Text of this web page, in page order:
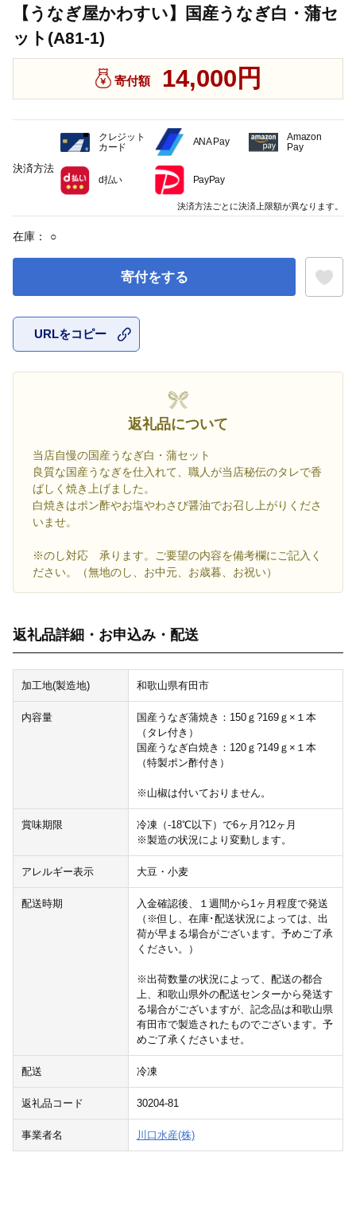
【うなぎ屋かわすい】国産うなぎ白・蒲セ
ット(A81-1)
寄付額 14,000円
在庫： ○
寄付をする
URLをコピー
返礼品について
当店自慢の国産うなぎ白・蒲セット
良質な国産うなぎを仕入れて、職人が当店秘伝のタレで香
ばしく焼き上げました。
白焼きはポン酢やお塩やわさび醤油でお召し上がりくださ
いませ。
※のし対応 承ります。ご要望の内容を備考欄にご記入く
ださい。（無地のし、お中元、お歳暮、お祝い）
返礼品詳細・お申込み・配送
加工地(製造地) 和歌山県有田市
内容量
国産うなぎ蒲焼き：150ｇ?169ｇ×１本
（タレ付き）
国産うなぎ白焼き：120ｇ?149ｇ×１本
（特製ポン酢付き）
※山椒は付いておりません。
賞味期限
冷凍（-18℃以下）で6ヶ月?12ヶ月
※製造の状況により変動します。
アレルギー表示 大豆・小麦
配送時期
入金確認後、１週間から1ヶ月程度で発送
（※但し、在庫･配送状況によっては、出
荷が早まる場合がございます。予めご了承
ください。）
※出荷数量の状況によって、配送の都合
上、和歌山県外の配送センターから発送す
る場合がございますが、記念品は和歌山県
有田市で製造されたものでございます。予
めご了承くださいませ。
配送 冷凍
返礼品コード 30204-81
事業者名 川口水産(株)
決済方法
クレジット
カード
ANA Pay
Amazon
Pay
d払い PayPay
決済方法ごとに決済上限額が異なります。